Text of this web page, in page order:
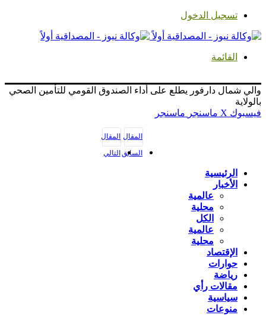
تسجيل الدخول
القائمة
والي شمال دارفور يطلع على أداء الصندوق القومي للتأمين الصحي
بالولاية
فيسبوك ‫X ماسنجر ماسنجر
المقال
السابق
المقال
التالي
الرئيسية
الأخبار
عالمية
محلية
الكل
عالمية
محلية
الإقتصاد
حوارات
رياضة
مقالات رأي
سياسية
منوعات